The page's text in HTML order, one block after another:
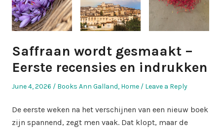
Saffraan wordt gesmaakt –
Eerste recensies en indrukken
Posted
June 4, 2026
Posted
Books Ann Galland, Home Leave a Reply
De eerste weken na het verschijnen van een nieuw boek
zijn spannend, zegt men vaak. Dat klopt, maar de